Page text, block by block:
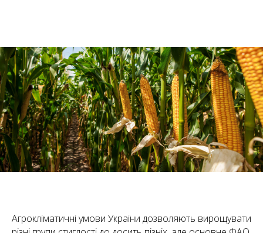
Агрокліматичні умови України дозволяють вирощувати